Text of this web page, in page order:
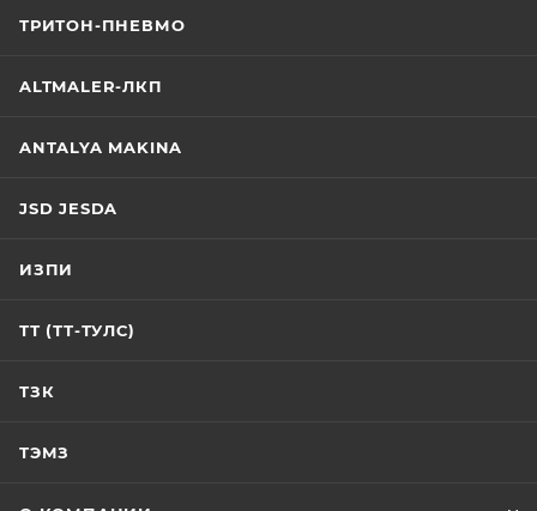
ТРИТОН-ПНЕВМО
ALTMALER-ЛКП
ANTALYA MAKINA
JSD JESDA
ИЗПИ
ТТ (ТТ-ТУЛС)
ТЗК
ТЭМЗ